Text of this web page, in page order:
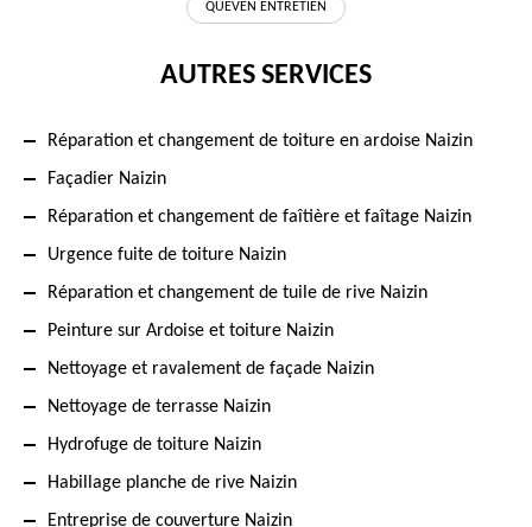
QUEVEN ENTRETIEN
AUTRES SERVICES
Réparation et changement de toiture en ardoise Naizin
Façadier Naizin
Réparation et changement de faîtière et faîtage Naizin
Urgence fuite de toiture Naizin
Réparation et changement de tuile de rive Naizin
Peinture sur Ardoise et toiture Naizin
Nettoyage et ravalement de façade Naizin
Nettoyage de terrasse Naizin
Hydrofuge de toiture Naizin
Habillage planche de rive Naizin
Entreprise de couverture Naizin